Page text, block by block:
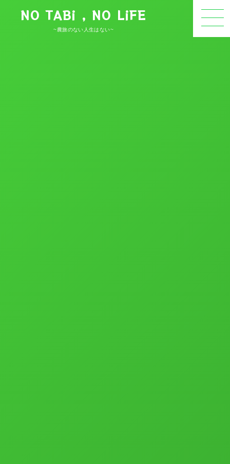
NO TABi , NO LiFE
~農旅のない人生はない~